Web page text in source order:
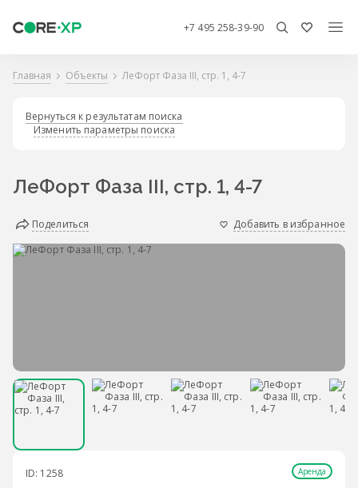
+7 495 258-39-90
Главная Объекты ЛеФорт Фаза III, стр. 1, 4-7
Вернуться к результатам поиска
Изменить параметры поиска
ЛеФорт Фаза III, стр. 1, 4-7
Поделиться Добавить в избранное
ID: 1258 Аренда